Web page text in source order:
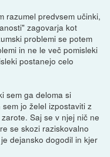
razumel predvsem učinki,
zagovarja kot
problemi se potem
in ne le več pomisleki
postanejo celo
sem ga deloma si
jo želel izpostaviti z
Saj se v njej nič ne
se skozi raziskovalno
dejansko dogodil in kjer